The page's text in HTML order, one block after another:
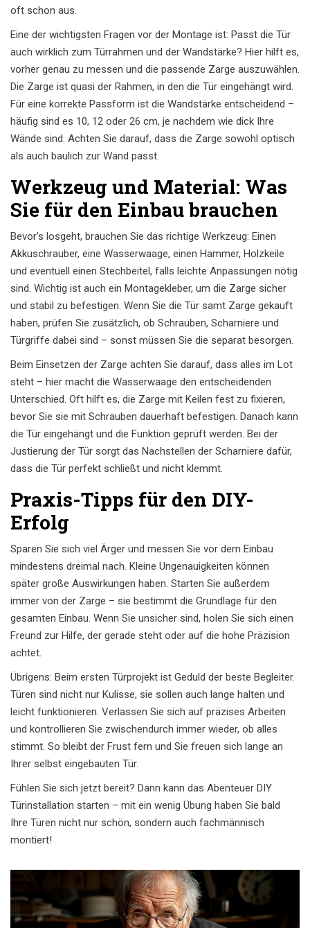
oft schon aus.
Eine der wichtigsten Fragen vor der Montage ist: Passt die Tür
auch wirklich zum Türrahmen und der Wandstärke? Hier hilft es,
vorher genau zu messen und die passende Zarge auszuwählen.
Die Zarge ist quasi der Rahmen, in den die Tür eingehängt wird.
Für eine korrekte Passform ist die Wandstärke entscheidend –
häufig sind es 10, 12 oder 26 cm, je nachdem wie dick Ihre
Wände sind. Achten Sie darauf, dass die Zarge sowohl optisch
als auch baulich zur Wand passt.
Werkzeug und Material: Was
Sie für den Einbau brauchen
Bevor's losgeht, brauchen Sie das richtige Werkzeug: Einen
Akkuschrauber, eine Wasserwaage, einen Hammer, Holzkeile
und eventuell einen Stechbeitel, falls leichte Anpassungen nötig
sind. Wichtig ist auch ein Montagekleber, um die Zarge sicher
und stabil zu befestigen. Wenn Sie die Tür samt Zarge gekauft
haben, prüfen Sie zusätzlich, ob Schrauben, Scharniere und
Türgriffe dabei sind – sonst müssen Sie die separat besorgen.
Beim Einsetzen der Zarge achten Sie darauf, dass alles im Lot
steht – hier macht die Wasserwaage den entscheidenden
Unterschied. Oft hilft es, die Zarge mit Keilen fest zu fixieren,
bevor Sie sie mit Schrauben dauerhaft befestigen. Danach kann
die Tür eingehängt und die Funktion geprüft werden. Bei der
Justierung der Tür sorgt das Nachstellen der Scharniere dafür,
dass die Tür perfekt schließt und nicht klemmt.
Praxis-Tipps für den DIY-
Erfolg
Sparen Sie sich viel Ärger und messen Sie vor dem Einbau
mindestens dreimal nach. Kleine Ungenauigkeiten können
später große Auswirkungen haben. Starten Sie außerdem
immer von der Zarge – sie bestimmt die Grundlage für den
gesamten Einbau. Wenn Sie unsicher sind, holen Sie sich einen
Freund zur Hilfe, der gerade steht oder auf die hohe Präzision
achtet.
Übrigens: Beim ersten Türprojekt ist Geduld der beste Begleiter.
Türen sind nicht nur Kulisse, sie sollen auch lange halten und
leicht funktionieren. Verlassen Sie sich auf präzises Arbeiten
und kontrollieren Sie zwischendurch immer wieder, ob alles
stimmt. So bleibt der Frust fern und Sie freuen sich lange an
Ihrer selbst eingebauten Tür.
Fühlen Sie sich jetzt bereit? Dann kann das Abenteuer DIY
Türinstallation starten – mit ein wenig Übung haben Sie bald
Ihre Türen nicht nur schön, sondern auch fachmännisch
montiert!